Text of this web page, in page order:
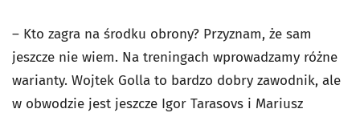
– Kto zagra na środku obrony? Przyznam, że sam
jeszcze nie wiem. Na treningach wprowadzamy różne
warianty. Wojtek Golla to bardzo dobry zawodnik, ale
w obwodzie jest jeszcze Igor Tarasovs i Mariusz